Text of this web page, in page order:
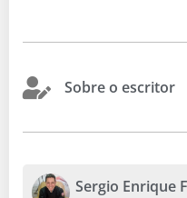
Sobre o escritor
Sergio Enrique